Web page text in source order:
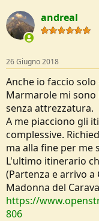
andreal
26 Giugno 2018
Anche io faccio
Marmarole mi
senza attrezzatura.
A me piacciono gli
complessive.
ma alla fine per me
L'ultimo itinerario
(Partenza e arrivo a
Madonna del
https://
806